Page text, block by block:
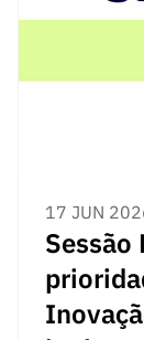
17 JUN
Sessão